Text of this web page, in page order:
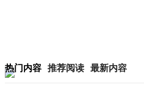
热门内容 推荐阅读 最新内容